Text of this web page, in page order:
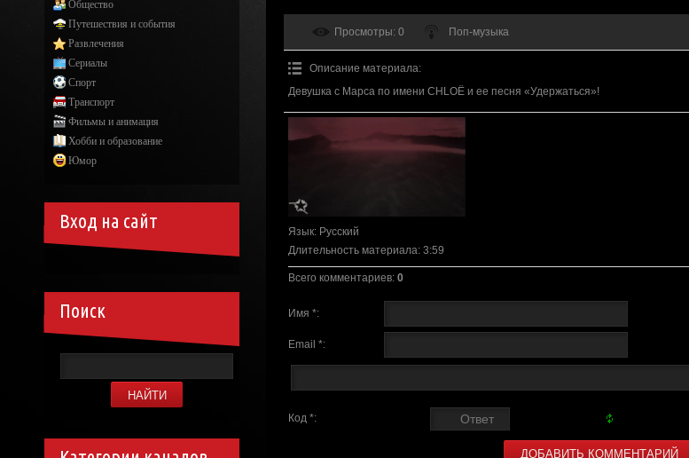
Просмотры: 0 Поп-музыка
Описание материала:
Девушка с Марса по имени CHLOЁ и ее песня «Удержаться»!
Язык: Русский
Длительность материала: 3:59
Всего комментариев: 0
Имя *:
Email *:
Код *:
Общество
Путешествия и события
Развлечения
Сериалы
Спорт
Транспорт
Фильмы и анимация
Хобби и образование
Юмор
Вход на сайт
Поиск